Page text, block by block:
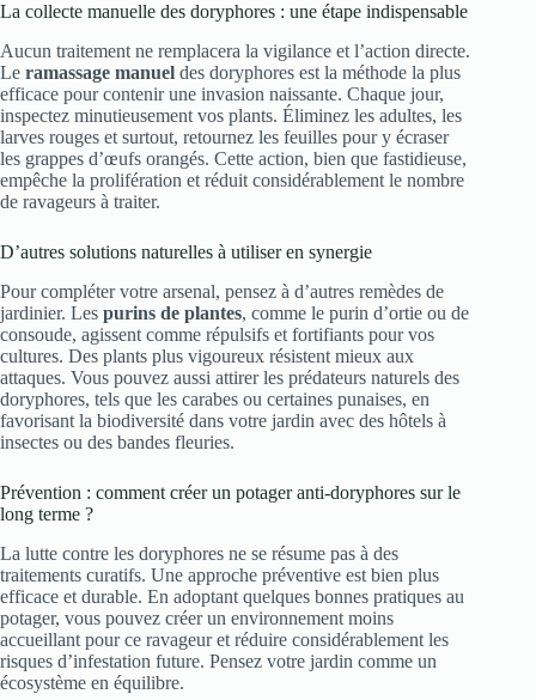
La collecte manuelle des doryphores : une étape indispensable
Aucun traitement ne remplacera la vigilance et l’action directe.
Le ramassage manuel des doryphores est la méthode la plus
efficace pour contenir une invasion naissante. Chaque jour,
inspectez minutieusement vos plants. Éliminez les adultes, les
larves rouges et surtout, retournez les feuilles pour y écraser
les grappes d’œufs orangés. Cette action, bien que fastidieuse,
empêche la prolifération et réduit considérablement le nombre
de ravageurs à traiter.
D’autres solutions naturelles à utiliser en synergie
Pour compléter votre arsenal, pensez à d’autres remèdes de
jardinier. Les purins de plantes, comme le purin d’ortie ou de
consoude, agissent comme répulsifs et fortifiants pour vos
cultures. Des plants plus vigoureux résistent mieux aux
attaques. Vous pouvez aussi attirer les prédateurs naturels des
doryphores, tels que les carabes ou certaines punaises, en
favorisant la biodiversité dans votre jardin avec des hôtels à
insectes ou des bandes fleuries.
Prévention : comment créer un potager anti-doryphores sur le
long terme ?
La lutte contre les doryphores ne se résume pas à des
traitements curatifs. Une approche préventive est bien plus
efficace et durable. En adoptant quelques bonnes pratiques au
potager, vous pouvez créer un environnement moins
accueillant pour ce ravageur et réduire considérablement les
risques d’infestation future. Pensez votre jardin comme un
écosystème en équilibre.